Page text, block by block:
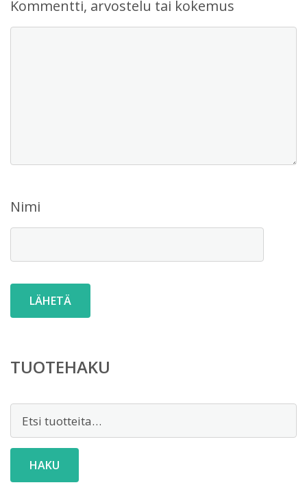
Kommentti, arvostelu tai kokemus
Nimi
TUOTEHAKU
HAKU